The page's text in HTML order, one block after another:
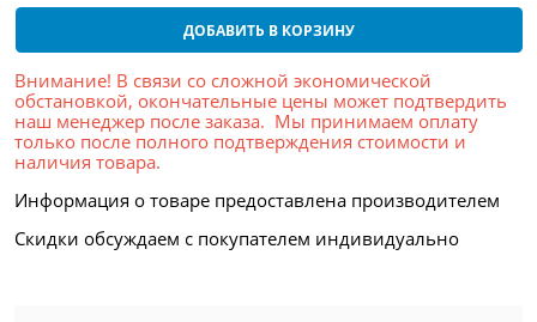
ДОБАВИТЬ В КОРЗИНУ
Внимание! В связи со сложной экономической
обстановкой, окончательные цены может подтвердить
наш менеджер после заказа. Мы принимаем оплату
только после полного подтверждения стоимости и
наличия товара.
Информация о товаре предоставлена производителем
Скидки обсуждаем с покупателем индивидуально